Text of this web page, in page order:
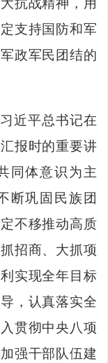
抗战精神，用
支持国防和军
政军民团结的
近平总书记在
报时的重要讲
同体意识为主
断巩固民族团
不移推动高质
招商、大抓项
实现全年目标
，认真落实全
贯彻中央八项
强干部队伍建